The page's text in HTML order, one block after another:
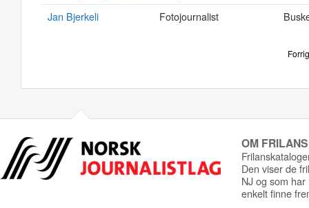
Jan Bjerkeli
Fotojournalist
OM
Den viser de
NJ og som
enkelt finne